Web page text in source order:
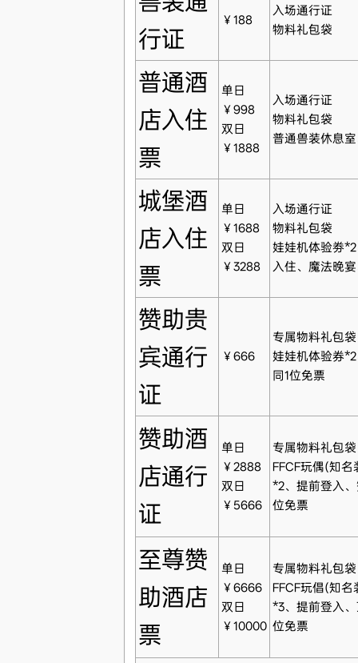
行证
￥188
入场通行证
物料礼包袋
普通酒
店入住
票
单日
￥998
双日
￥1888
入场通行证
物料礼包袋
普通兽装休息
城堡酒
店入住
票
单日
￥1688
双日
￥3288
入场通行证
物料礼包袋
娃娃机体验劵
入住、魔法晚
赞助贵
宾通行
证
￥666
专属物料礼包袋
娃娃机体验券
同1位免票
赞助酒
店通行
证
单日
￥2888
双日
￥5666
专属物料礼包袋
FFCF玩偶(知
*2、提前登入
位免票
至尊赞
助酒店
票
单日
￥6666
双日
￥10000
专属物料礼包袋
FFCF玩倡(知
*3、提前登入
位免票